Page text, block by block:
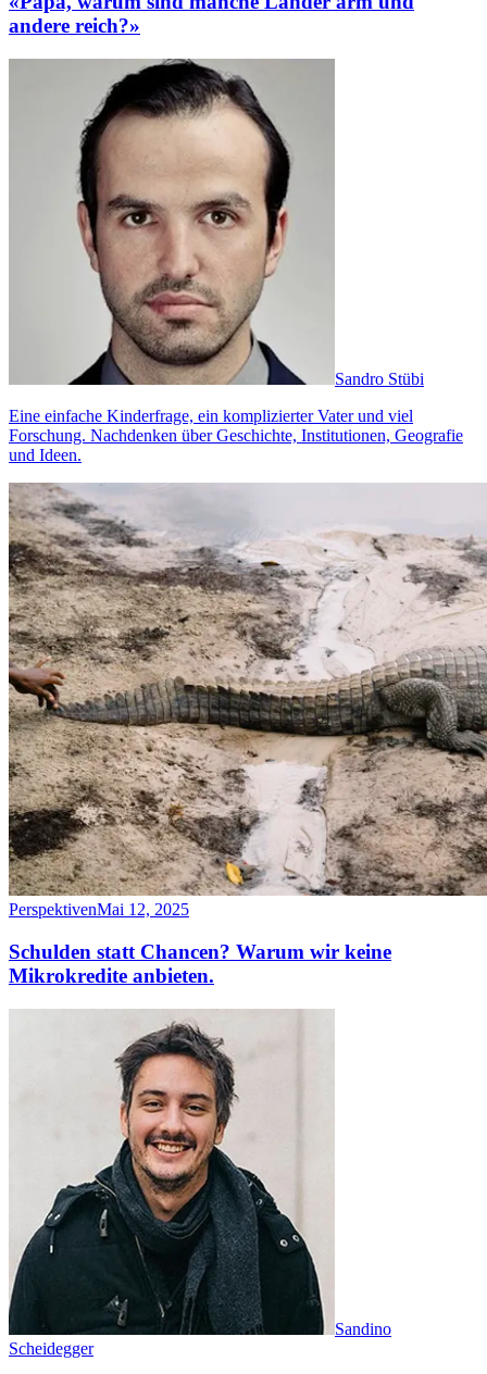
andere reich?»
Sandro Stübi
Eine einfache Kinderfrage, ein komplizierter Vater und viel
Forschung. Nachdenken über Geschichte, Institutionen, Geografie
und Ideen.
PerspektivenMai 12, 2025
Schulden statt Chancen? Warum wir keine
Mikrokredite anbieten.
Sandino
Scheidegger